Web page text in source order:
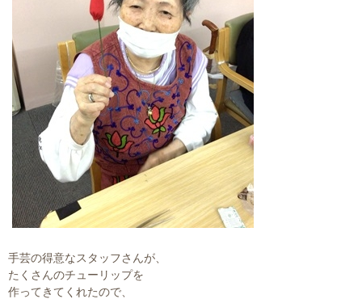
手芸の得意なスタッフさんが、
たくさんのチューリップを
作ってきてくれたので、